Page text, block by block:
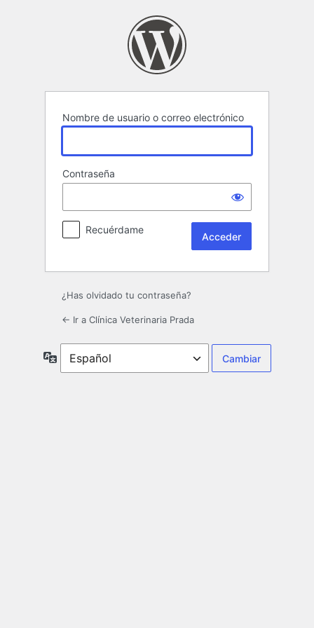
Nombre de usuario o correo electrónico
Contraseña
Recuérdame
¿Has olvidado tu contraseña?
← Ir a Clínica Veterinaria Prada
Idioma